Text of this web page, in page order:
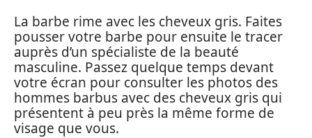
La barbe rime avec les cheveux gris. Faites
pousser votre barbe pour ensuite le tracer
auprès d’un spécialiste de la beauté
masculine. Passez quelque temps devant
votre écran pour consulter les photos des
hommes barbus avec des cheveux gris qui
présentent à peu près la même forme de
visage que vous.